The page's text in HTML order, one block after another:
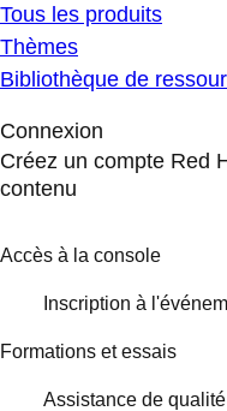
Tous les produits
Thèmes
Bibliothèque de
Connexion
Créez un compte Red
contenu
Accès à la console
Inscription à
Formations et essais
Assistance de qualité